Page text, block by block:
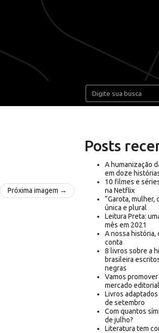
Próxima imagem →
Posts
A humanização
em doze
10 filmes e
na Netflix
“Garota, mulher,
única e plural
Leitura Preta:
mês em 2021
A nossa história,
conta
8 livros sobre a
brasileira
negras
Vamos
mercado
Livros
de setembro
Com quantos
de julho?
Literatura tem